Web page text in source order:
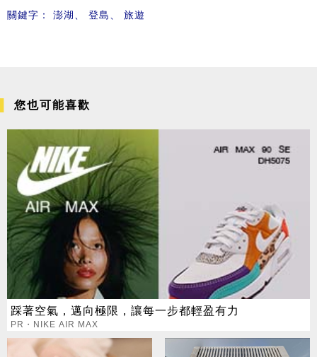
關鍵字： 澎湖 登島 旅遊
您也可能喜歡
踩著空氣，邁向極限，讓每一步都輕盈有力
PR・NIKE AIR MAX